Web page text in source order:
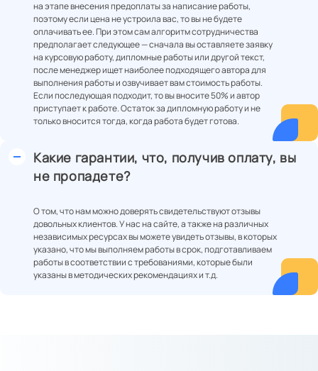
на этапе внесения предоплаты за написание работы,
поэтому если цена не устроила вас, то вы не будете
оплачивать ее. При этом сам алгоритм сотрудничества
предполагает следующее — сначала вы оставляете заявку
на курсовую работу, дипломные работы или другой текст,
после менеджер ищет наиболее подходящего автора для
выполнения работы и озвучивает вам стоимость работы.
Если последующая подходит, то вы вносите 50% и автор
приступает к работе. Остаток за дипломную работу и не
только вносится тогда, когда работа будет готова.
Какие гарантии, что, получив оплату, вы
не пропадете?
О том, что нам можно доверять свидетельствуют отзывы
довольных клиентов. У нас на сайте, а также на различных
независимых ресурсах вы можете увидеть отзывы, в которых
указано, что мы выполняем работы в срок, подготавливаем
работы в соответствии с требованиями, которые были
указаны в методических рекомендациях и т.д.